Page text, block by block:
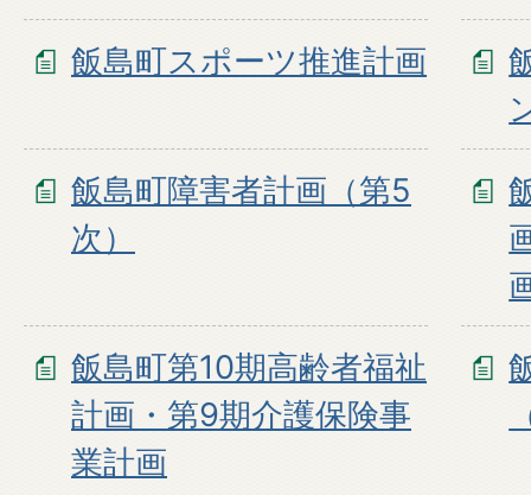
飯島町スポーツ推進計画
飯島町障害者計画（第5
次）
飯島町第10期高齢者福祉
計画・第9期介護保険事
業計画